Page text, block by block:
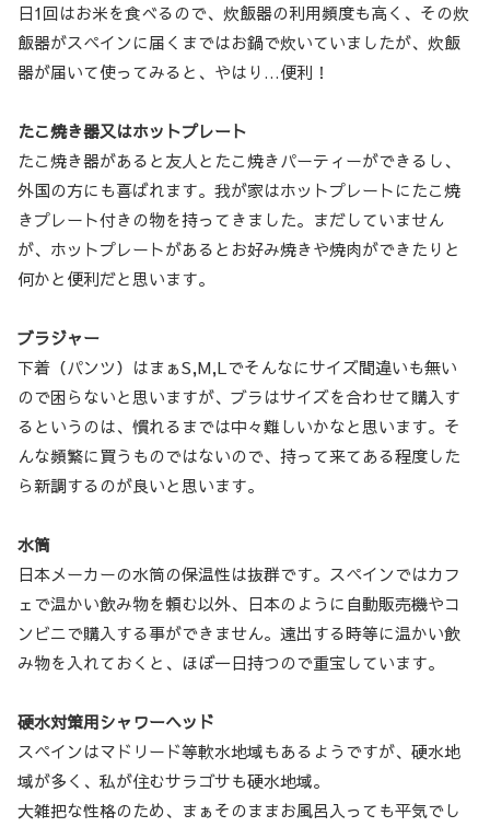
日1回はお米を食べるので、炊飯器の利用頻度も高く、その炊
飯器がスペインに届くまではお鍋で炊いていましたが、炊飯
器が届いて使ってみると、やはり…便利！
たこ焼き器又はホットプレート
たこ焼き器があると友人とたこ焼きパーティーができるし、
外国の方にも喜ばれます。我が家はホットプレートにたこ焼
きプレート付きの物を持ってきました。まだしていません
が、ホットプレートがあるとお好み焼きや焼肉ができたりと
何かと便利だと思います。
ブラジャー
下着（パンツ）はまぁS,M,Lでそんなにサイズ間違いも無い
ので困らないと思いますが、ブラはサイズを合わせて購入す
るというのは、慣れるまでは中々難しいかなと思います。そ
んな頻繁に買うものではないので、持って来てある程度した
ら新調するのが良いと思います。
水筒
日本メーカーの水筒の保温性は抜群です。スペインではカフ
ェで温かい飲み物を頼む以外、日本のように自動販売機やコ
ンビニで購入する事ができません。遠出する時等に温かい飲
み物を入れておくと、ほぼ一日持つので重宝しています。
硬水対策用シャワーヘッド
スペインはマドリード等軟水地域もあるようですが、硬水地
域が多く、私が住むサラゴサも硬水地域。
大雑把な性格のため、まぁそのままお風呂入っても平気でし